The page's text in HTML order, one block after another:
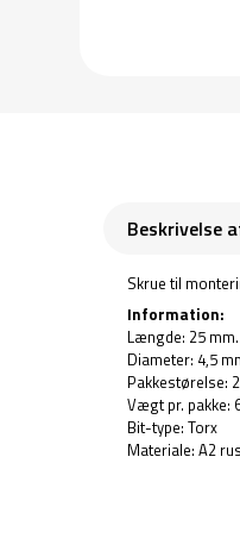
Beskrivelse
Skrue til
Information:
Længde: 25 mm.
Diameter: 4,5
Pakkestørelse:
Vægt pr. pakke:
Bit-type: Torx
Materiale: A2